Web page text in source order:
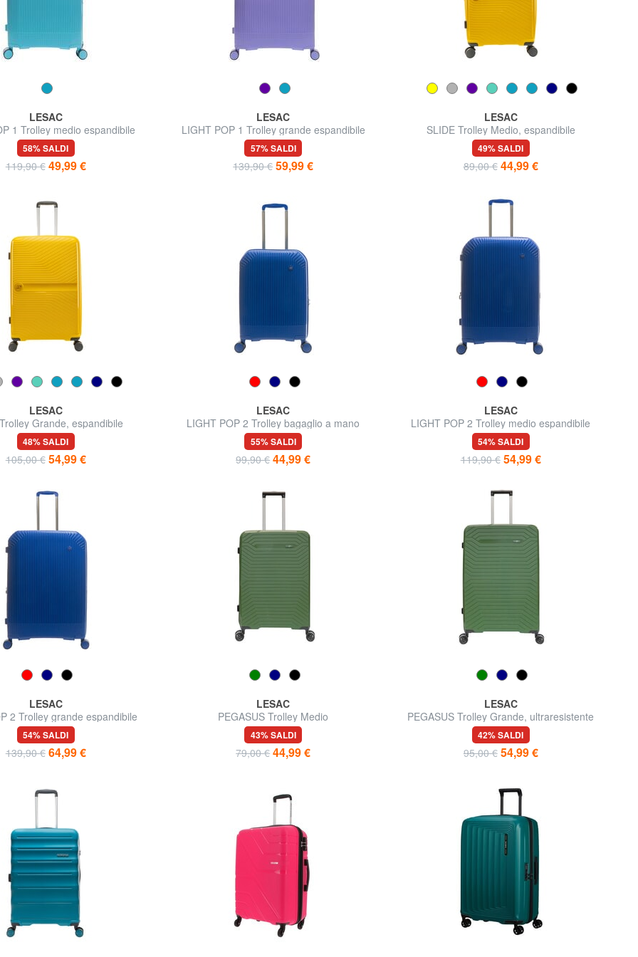
LESAC
1 Trolley medio espandibile
58% SALDI
119,90 € 49,99 €
LESAC
LIGHT POP 1 Trolley grande espandibile
57% SALDI
139,90 € 59,99 €
LESAC
SLIDE Trolley Medio, espandibile
49% SALDI
89,00 € 44,99 €
LESAC
Grande, espandibile
48% SALDI
105,00 € 54,99 €
LESAC
LIGHT POP 2 Trolley bagaglio a mano
55% SALDI
99,90 € 44,99 €
LESAC
LIGHT POP 2 Trolley medio espandibile
54% SALDI
119,90 € 54,99 €
LESAC
2 Trolley grande espandibile
54% SALDI
139,90 € 64,99 €
LESAC
PEGASUS Trolley Medio
43% SALDI
79,00 € 44,99 €
LESAC
PEGASUS Trolley Grande, ultraresistente
42% SALDI
95,00 € 54,99 €